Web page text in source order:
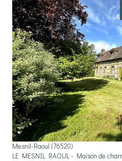
voir le
Mesnil-Raoul (76520)
LE MESNIL RAOUL - Maison de